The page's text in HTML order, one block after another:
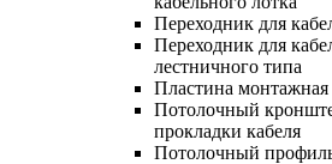
Переходник для
Переходник для
лестничного типа
Пластина монтажная
Потолочный
прокладки кабеля
Потолочный